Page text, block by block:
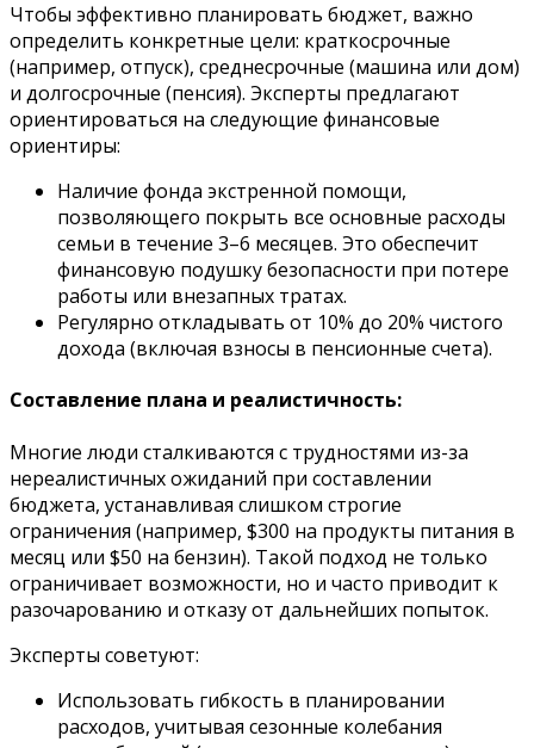
Чтобы эффективно планировать бюджет, важно
определить конкретные цели: краткосрочные
(например, отпуск), среднесрочные (машина или дом)
и долгосрочные (пенсия). Эксперты предлагают
ориентироваться на следующие финансовые
ориентиры:
Наличие фонда экстренной помощи,
позволяющего покрыть все основные расходы
семьи в течение 3–6 месяцев. Это обеспечит
финансовую подушку безопасности при потере
работы или внезапных тратах.
Регулярно откладывать от 10% до 20% чистого
дохода (включая взносы в пенсионные счета).
Составление плана и реалистичность:
Многие люди сталкиваются с трудностями из-за
нереалистичных ожиданий при составлении
бюджета, устанавливая слишком строгие
ограничения (например, $300 на продукты питания в
месяц или $50 на бензин). Такой подход не только
ограничивает возможности, но и часто приводит к
разочарованию и отказу от дальнейших попыток.
Эксперты советуют:
Использовать гибкость в планировании
расходов, учитывая сезонные колебания